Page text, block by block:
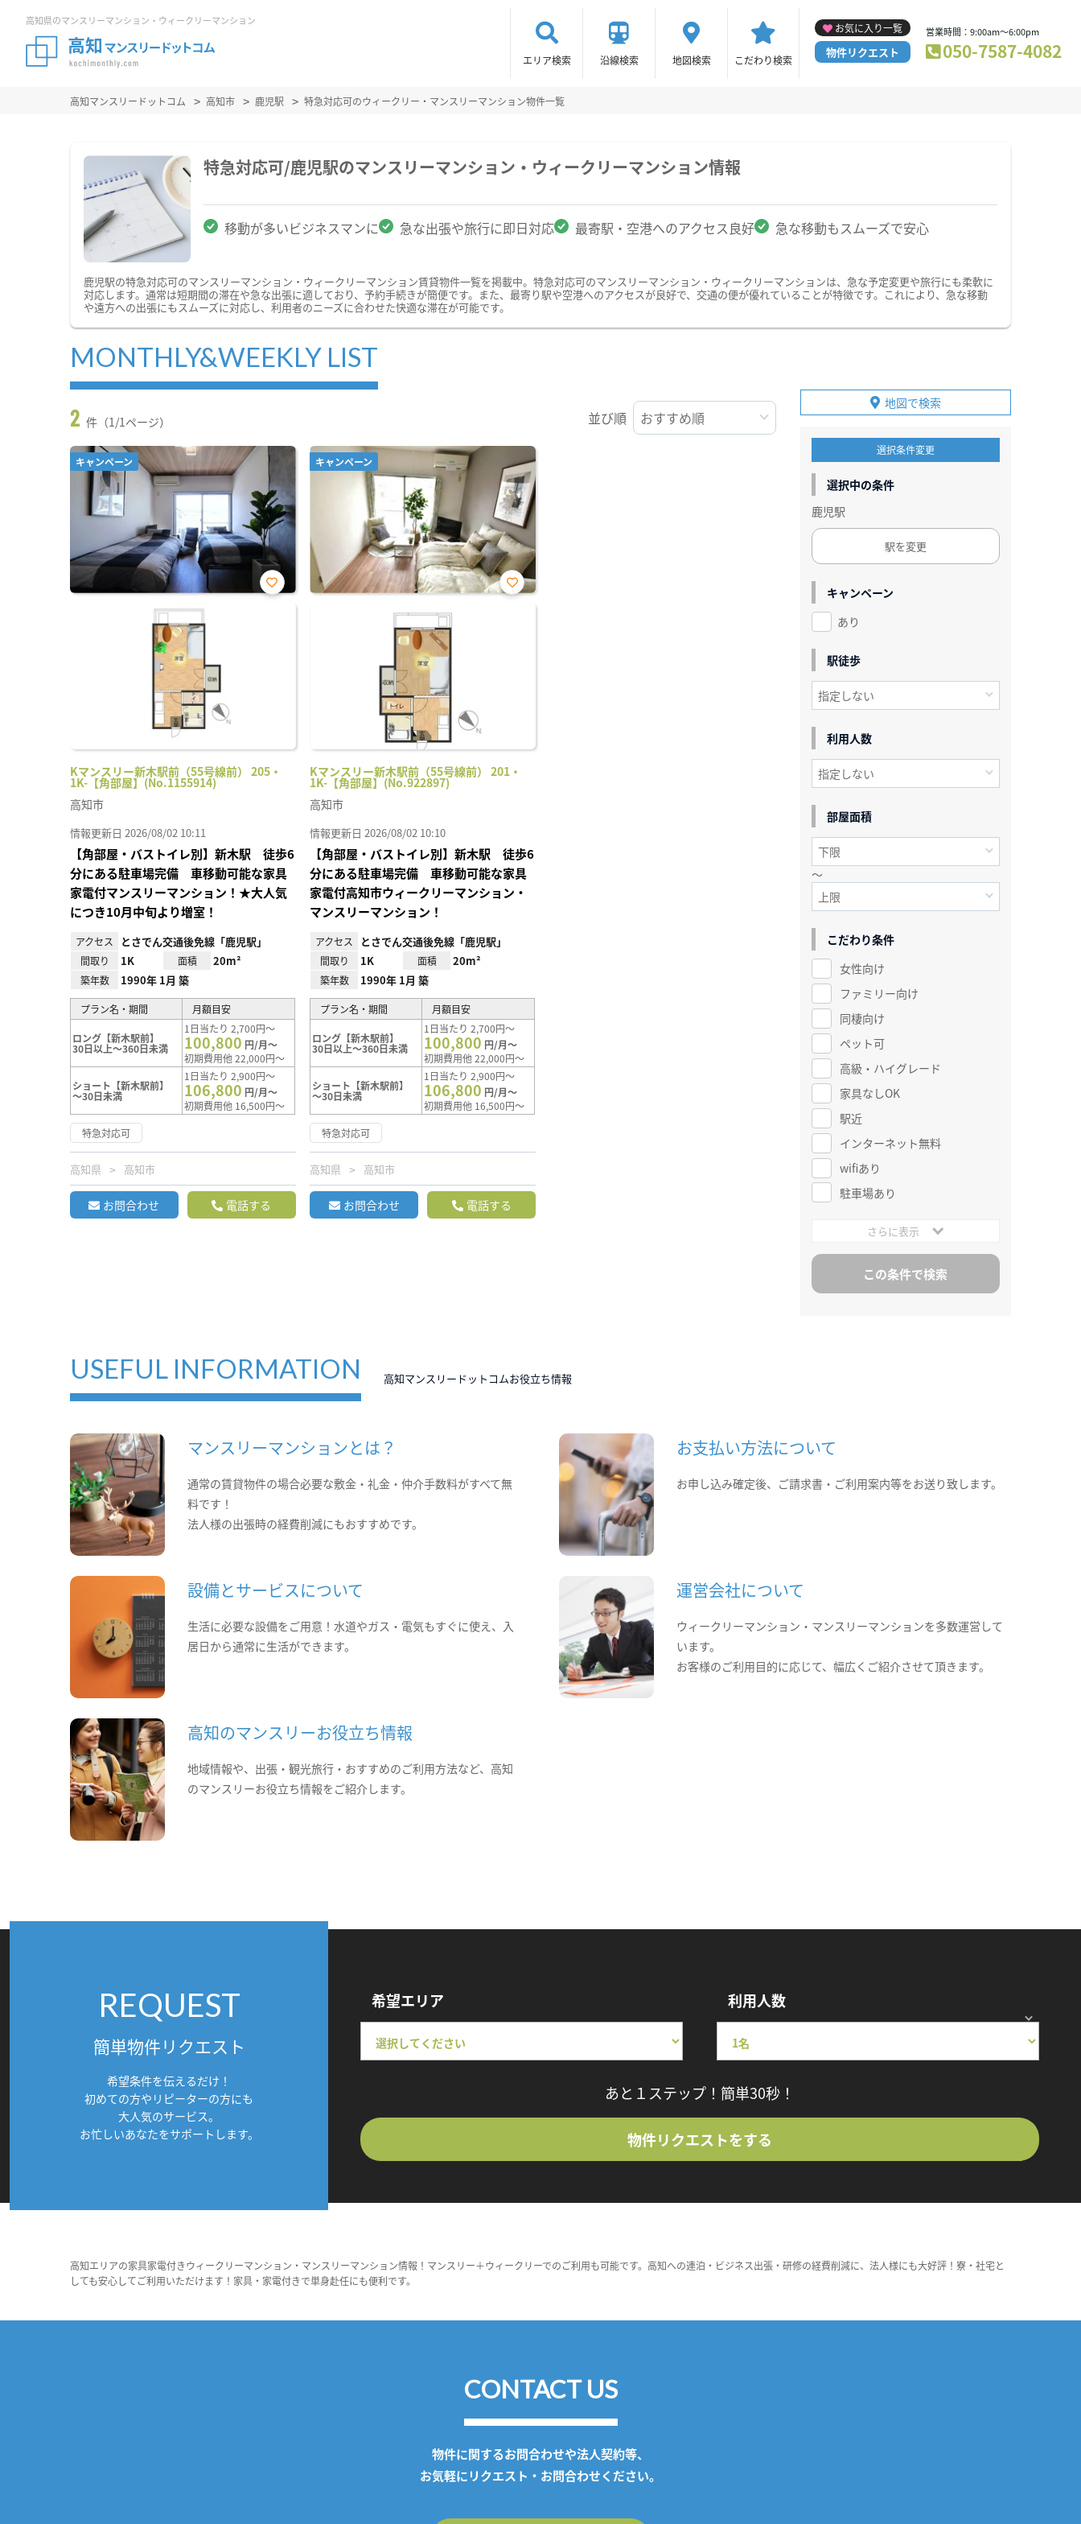
高知県のマンスリーマンション・ウィークリーマンション
エリア検索 沿線検索 地図検索 こだわり検索
お気に入り一覧
物件リクエスト
営業時間：9:00am～6:00pm
050-7587-4082
高知マンスリードットコム 高知市 鹿児駅 特急対応可のウィークリー・マンスリーマンション物件一覧
特急対応可/鹿児駅のマンスリーマンション・ウィークリーマンション情報
移動が多いビジネスマンに 急な出張や旅行に即日対応 最寄駅・空港へのアクセス良好 急な移動もスムーズで安心
鹿児駅の特急対応可のマンスリーマンション・ウィークリーマンション賃貸物件一覧を掲載中。特急対応可のマンスリーマンション・ウィークリーマンションは、急な予定変更や旅行にも柔軟に
対応します。通常は短期間の滞在や急な出張に適しており、予約手続きが簡便です。また、最寄り駅や空港へのアクセスが良好で、交通の便が優れていることが特徴です。これにより、急な移動
や遠方への出張にもスムーズに対応し、利用者のニーズに合わせた快適な滞在が可能です。
MONTHLY&WEEKLY LIST
2 件（1/1ページ） 並び順
キャンペーン
Kマンスリー新木駅前（55号線前） 205・
1K-【角部屋】(No.1155914)
お気
高知市
情報更新日 2026/08/02 10:11
【角部屋・バストイレ別】新木駅 徒歩6
分にある駐車場完備 車移動可能な家具
家電付マンスリーマンション！★大人気
につき10月中旬より増室！
アクセス とさでん交通後免線「鹿児駅」
間取り 1K 面積 20m²
築年数 1990年 1月 築
プラン名・期間 月額目安
ロング【新木駅前】
30日以上～360日未満
1日当たり 2,700円～
100,800 円/月～
初期費用他 22,000円～
ショート【新木駅前】
～30日未満
1日当たり 2,900円～
106,800 円/月～
初期費用他 16,500円～
特急対応可
高知県 高知市
お問合わせ 電話する
キャンペーン
Kマンスリー新木駅前（55号線前） 201・
1K-【角部屋】(No.922897)
お気
高知市
情報更新日 2026/08/02 10:10
【角部屋・バストイレ別】新木駅 徒歩6
分にある駐車場完備 車移動可能な家具
家電付高知市ウィークリーマンション・
マンスリーマンション！
アクセス とさでん交通後免線「鹿児駅」
間取り 1K 面積 20m²
築年数 1990年 1月 築
プラン名・期間 月額目安
ロング【新木駅前】
30日以上～360日未満
1日当たり 2,700円～
100,800 円/月～
初期費用他 22,000円～
ショート【新木駅前】
～30日未満
1日当たり 2,900円～
106,800 円/月～
初期費用他 16,500円～
特急対応可
高知県 高知市
お問合わせ 電話する
地図で検索
選択条件変更
選択中の条件
鹿児駅
駅を変更
キャンペーン
あり
駅徒歩
利用人数
部屋面積
～
こだわり条件
女性向け
ファミリー向け
同棲向け
ペット可
高級・ハイグレード
家具なしOK
駅近
インターネット無料
wifiあり
駐車場あり
さらに表示
USEFUL INFORMATION 高知マンスリードットコムお役立ち情報
マンスリーマンションとは？
通常の賃貸物件の場合必要な敷金・礼金・仲介手数料がすべて無
料です！
法人様の出張時の経費削減にもおすすめです。
お支払い方法について
お申し込み確定後、ご請求書・ご利用案内等をお送り致します。
設備とサービスについて
生活に必要な設備をご用意！水道やガス・電気もすぐに使え、入
居日から通常に生活ができます。
運営会社について
ウィークリーマンション・マンスリーマンションを多数運営して
います。
お客様のご利用目的に応じて、幅広くご紹介させて頂きます。
高知のマンスリーお役立ち情報
地域情報や、出張・観光旅行・おすすめのご利用方法など、高知
のマンスリーお役立ち情報をご紹介します。
REQUEST
簡単物件リクエスト
希望条件を伝えるだけ！
初めての方やリピーターの方にも
大人気のサービス。
お忙しいあなたをサポートします。
希望エリア 利用人数
あと１ステップ！簡単30秒！
物件リクエストをする
高知エリアの家具家電付きウィークリーマンション・マンスリーマンション情報！マンスリー＋ウィークリーでのご利用も可能です。高知への連泊・ビジネス出張・研修の経費削減に、法人様にも大好評！寮・社宅と
しても安心してご利用いただけます！家具・家電付きで単身赴任にも便利です。
CONTACT US
物件に関するお問合わせや法人契約等、
お気軽にリクエスト・お問合わせください。